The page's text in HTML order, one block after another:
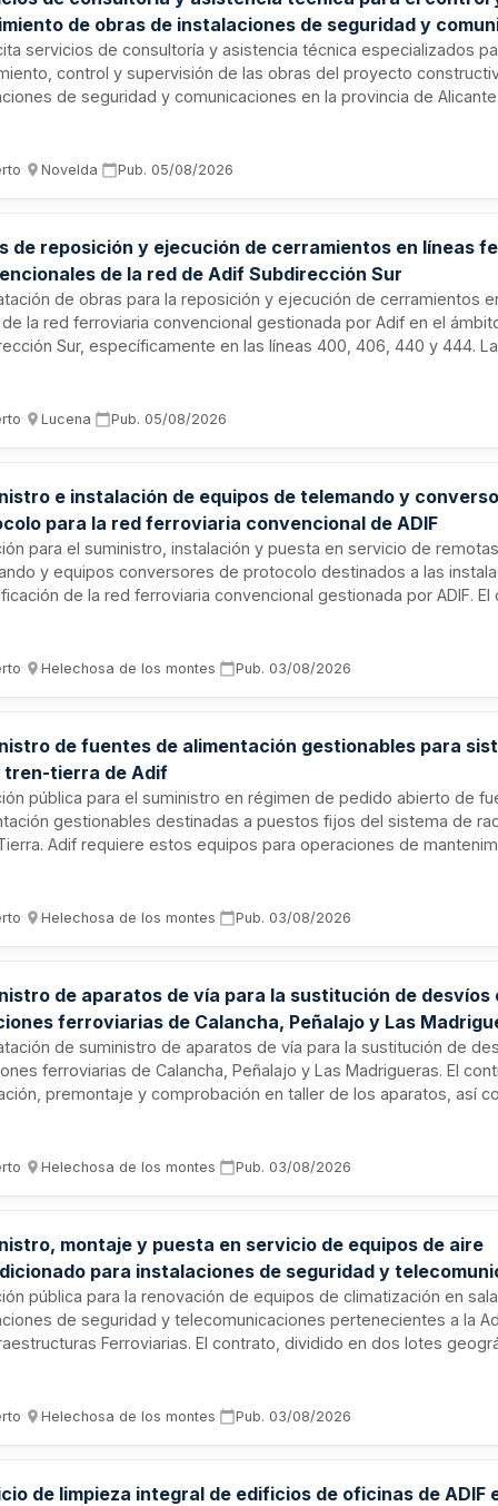
de obras de instalaciones de seguridad y
en el tramo La Encina-Alicante
servicios de consultoría y asistencia técnica especializados
control y supervisión de las obras del proyecto
de seguridad y comunicaciones en la provincia de
establecidas en la normativa vigente, planes de gestión
· Novelda· Pub. 05/08/2026
de reposición y ejecución de cerramientos en líneas
de la red de Adif Subdirección Sur
de obras para la reposición y ejecución de cerramientos
de la red ferroviaria convencional gestionada por Adif en el
Sur, específicamente en las líneas 400, 406, 440 y 444.
de los términos municipales afectados para mejorar la
· Lucena· Pub. 05/08/2026
e instalación de equipos de telemando y
para la red ferroviaria convencional de ADIF
para el suministro, instalación y puesta en servicio de
y equipos conversores de protocolo destinados a las
de la red ferroviaria convencional gestionada por ADIF. El
abierto según las necesidades detectadas por ADIF, sin
· Helechosa de los montes· Pub. 03/08/2026
de fuentes de alimentación gestionables para
tren-tierra de Adif
pública para el suministro en régimen de pedido abierto de
gestionables destinadas a puestos fijos del sistema de
Adif requiere estos equipos para operaciones de
mínima garantizada. Los productos deberán cumplir con las
· Helechosa de los montes· Pub. 03/08/2026
de aparatos de vía para la sustitución de desvíos
ferroviarias de Calancha, Peñalajo y Las
de suministro de aparatos de vía para la sustitución de
ferroviarias de Calancha, Peñalajo y Las Madrigueras. El
premontaje y comprobación en taller de los aparatos, así
la correcta explotación de la línea ferroviaria. La licitación se
· Helechosa de los montes· Pub. 03/08/2026
montaje y puesta en servicio de equipos de aire
para instalaciones de seguridad y
la zona norte
pública para la renovación de equipos de climatización en
de seguridad y telecomunicaciones pertenecientes a la
Ferroviarias. El contrato, dividido en dos lotes
La ejecución se realizará en las provincias de Castilla y
· Helechosa de los montes· Pub. 03/08/2026
de limpieza integral de edificios de oficinas de ADIF